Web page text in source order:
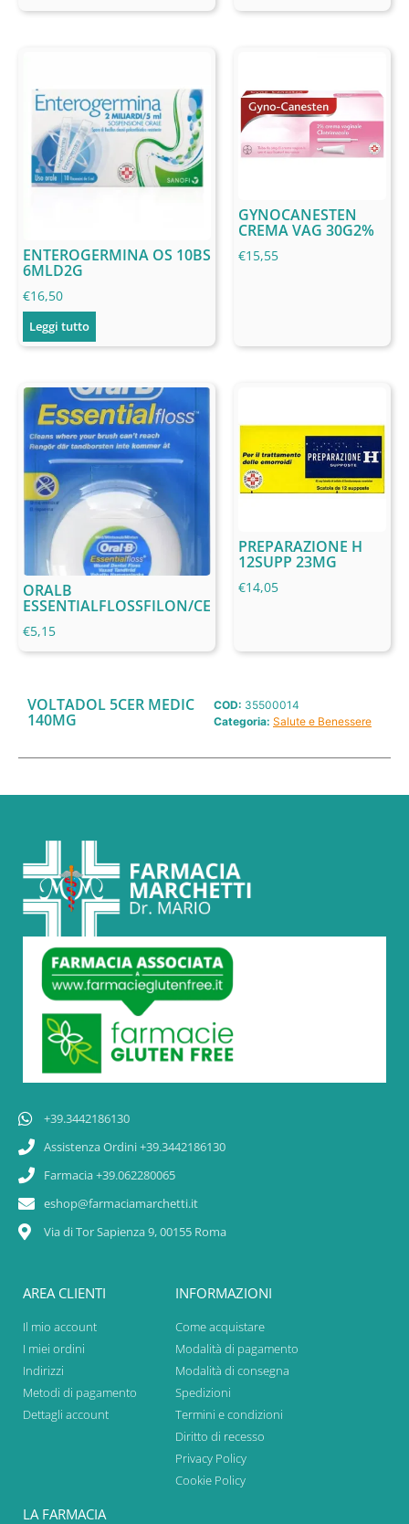
ENTEROGERMINA OS 10BS
6MLD2G
€16,50
Leggi tutto
GYNOCANESTEN
CREMA VAG 30G2%
€15,55
ORALB
ESSENTIALFLOSSFILON/CE
€5,15
PREPARAZIONE H
12SUPP 23MG
€14,05
VOLTADOL 5CER MEDIC
140MG
COD: 35500014
Categoria: Salute e Benessere
+39.3442186130
Assistenza Ordini +39.3442186130
Farmacia +39.062280065
eshop@farmaciamarchetti.it
Via di Tor Sapienza 9, 00155 Roma
AREA CLIENTI
Il mio account
I miei ordini
Indirizzi
Metodi di pagamento
Dettagli account
INFORMAZIONI
Come acquistare
Modalità di pagamento
Modalità di consegna
Spedizioni
Termini e condizioni
Diritto di recesso
Privacy Policy
Cookie Policy
LA FARMACIA